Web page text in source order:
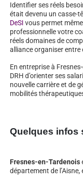
Identifier ses réels
était devenu un casse-
DeSI vous permet
professionnelle votre
réels domaines de
alliance organiser entre
En entreprise à
DRH d’orienter ses
nouvelle carrière et de
mobilités
Quelques infos
Fresnes-en-Tardenois
département de